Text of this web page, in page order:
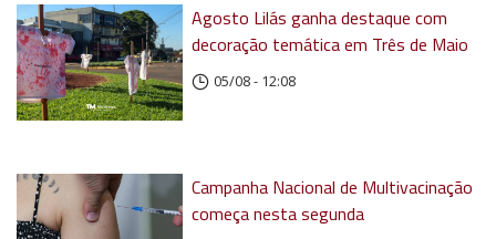
Agosto Lilás ganha destaque com
decoração temática em Três de Maio
05/08 - 12:08
Campanha Nacional de Multivacinação
começa nesta segunda